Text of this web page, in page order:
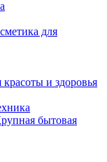
для
красоты и здоровья
бытовая